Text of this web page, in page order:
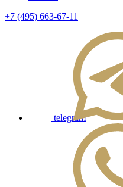
+7 (495) 663-67-11
telegram